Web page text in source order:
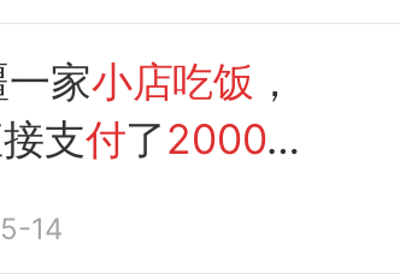
家小店吃饭 ，
支付了2000
14